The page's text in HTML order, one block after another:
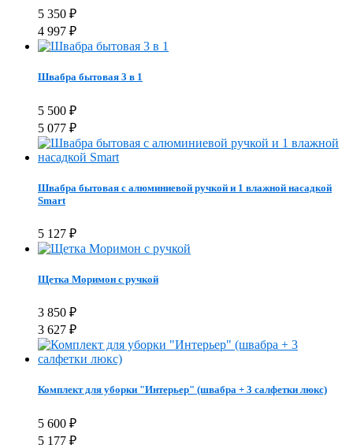
5 350 ₽
4 997 ₽
Швабра бытовая 3 в 1
5 500 ₽
5 077 ₽
Швабра бытовая с алюминиевой ручкой и 1 влажной насадкой
Smart
5 127 ₽
Щетка Моримон с ручкой
3 850 ₽
3 627 ₽
Комплект для уборки "Интерьер" (швабра + 3 салфетки люкс)
5 600 ₽
5 177 ₽